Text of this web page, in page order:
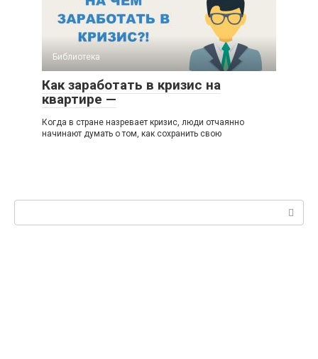
Библиотека
Как заработать в кризис на
квартире —
Когда в стране назревает кризис, люди отчаянно
начинают думать о том, как сохранить свою